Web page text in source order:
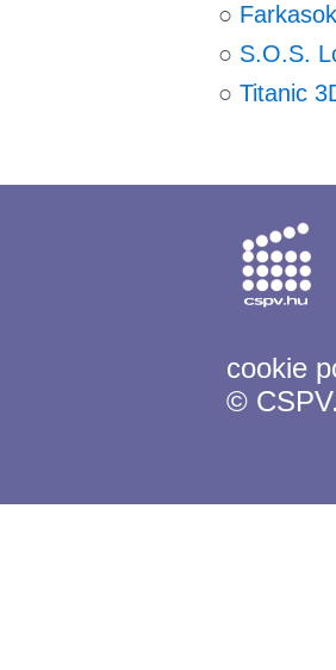
○
○ S.O.S.
○ Titanic
cookie
©